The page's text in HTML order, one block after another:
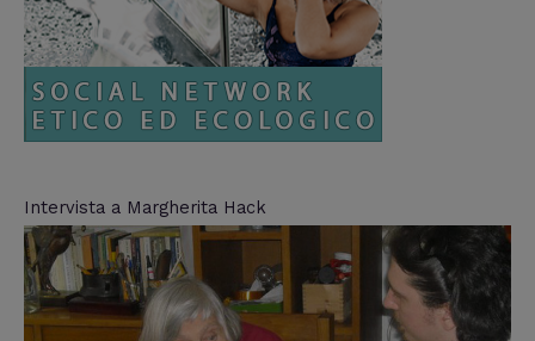
Intervista a Margherita Hack